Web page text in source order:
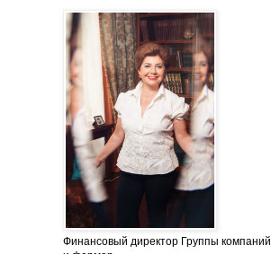
Финансовый директор Группы компаний